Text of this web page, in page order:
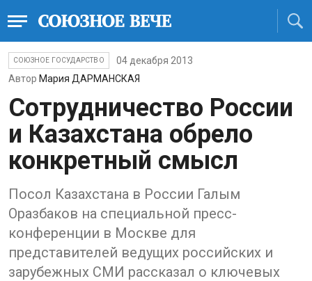
СОЮЗНОЕ ГОСУДАРСТВО
04 декабря 2013
Автор Мария ДАРМАНСКАЯ
Сотрудничество России
и Казахстана обрело
конкретный смысл
Посол Казахстана в России Галым
Оразбаков на специальной пресс-
конференции в Москве для
представителей ведущих российских и
зарубежных СМИ рассказал о ключевых